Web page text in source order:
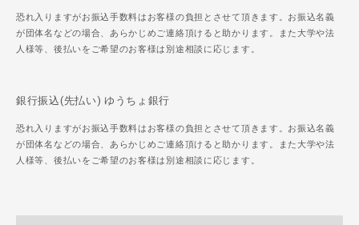
恐れ入りますがお振込手数料はお客様の負担とさせて頂きます。お振込名義
が団体名などの場合、あらかじめご連絡頂けると助かります。また大学や法
人様等、後払いをご希望のお客様は別途相談に応じます。
銀行振込(先払い) ゆうちょ銀行
恐れ入りますがお振込手数料はお客様の負担とさせて頂きます。お振込名義
が団体名などの場合、あらかじめご連絡頂けると助かります。また大学や法
人様等、後払いをご希望のお客様は別途相談に応じます。